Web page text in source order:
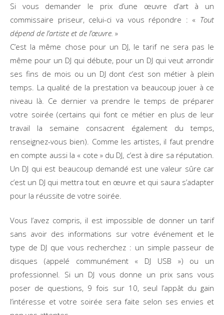
Si vous demander le prix d’une œuvre d’art à un
commissaire priseur, celui-ci va vous répondre : « Tout
dépend de l’artiste et de l’œuvre. »
C’est la même chose pour un DJ, le tarif ne sera pas le
même pour un DJ qui débute, pour un DJ qui veut arrondir
ses fins de mois ou un DJ dont c’est son métier à plein
temps. La qualité de la prestation va beaucoup jouer à ce
niveau là. Ce dernier va prendre le temps de préparer
votre soirée (certains qui font ce métier en plus de leur
travail la semaine consacrent également du temps,
renseignez-vous bien). Comme les artistes, il faut prendre
en compte aussi la « cote » du DJ, c’est à dire sa réputation.
Un DJ qui est beaucoup demandé est une valeur sûre car
c’est un DJ qui mettra tout en œuvre et qui saura s’adapter
pour la réussite de votre soirée.
Vous l’avez compris, il est impossible de donner un tarif
sans avoir des informations sur votre événement et le
type de DJ que vous recherchez : un simple passeur de
disques (appelé communément « DJ USB ») ou un
professionnel. Si un DJ vous donne un prix sans vous
poser de questions, 9 fois sur 10, seul l’appât du gain
l’intéresse et votre soirée sera faite selon ses envies et